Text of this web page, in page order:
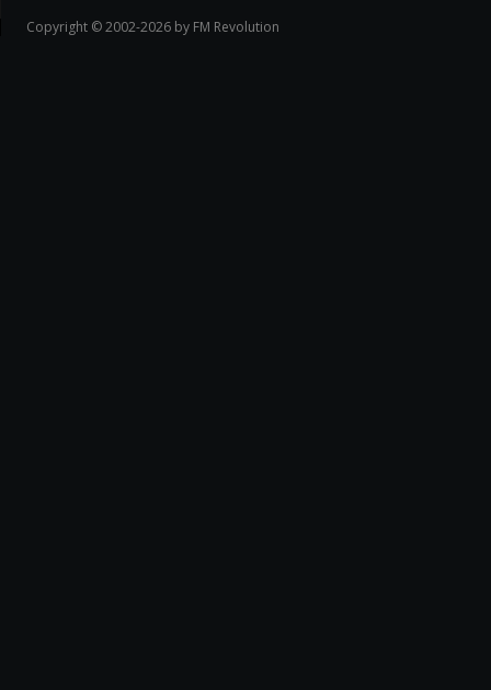
Copyright © 2002-2026 by FM Revolution